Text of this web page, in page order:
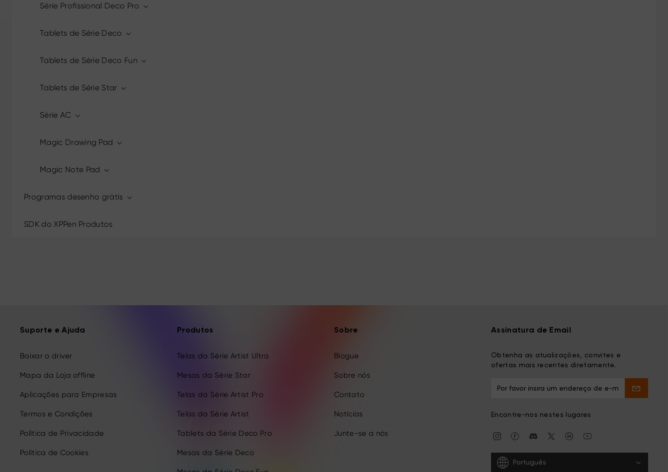
Série Profissional Deco Pro
Tablets de Série Deco
Tablets de Série Deco Fun
Tablets de Série Star
Série AC
Magic Drawing Pad
Magic Note Pad
Programas desenho grátis
SDK do XPPen Produtos
Suporte e Ajuda
Baixar o driver
Mapa da Loja offline
Aplicações para Empresas
Termos e Condições
Política de Privacidade
Política de Cookies
Produtos
Telas da Série Artist Ultra
Mesas da Série Star
Telas da Série Artist Pro
Telas da Série Artist
Tablets da Série Deco Pro
Mesas da Série Deco
Sobre
Blogue
Sobre nós
Contato
Notícias
Junte-se a nós
Assinatura de Email
Obtenha as atualizações, convites e
ofertas mais recentes diretamente.
Encontre-nos nestes lugares
Português